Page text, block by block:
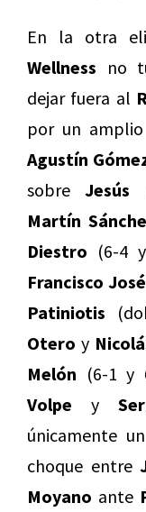
En la otra
Wellness no
dejar fuera al
por un
Agustín
sobreJesús
Martín
Diestro (6-4
Francisco
Patiniotis
Otero y
Melón (6-1 y
Volpe y
únicamente
choque entre
Moyano ante